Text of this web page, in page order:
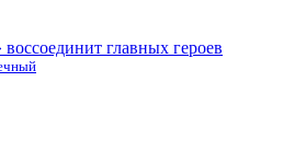
главных героев